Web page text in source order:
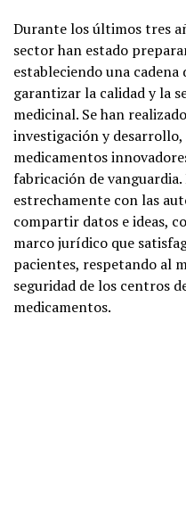
Durante los últimos tres
sector han estado
estableciendo una
garantizar la calidad y la
medicinal. Se han
investigación y
medicamentos
fabricación de
estrechamente con las
compartir datos e ideas,
marco jurídico que
pacientes, respetando al
seguridad de los centros
medicamentos.